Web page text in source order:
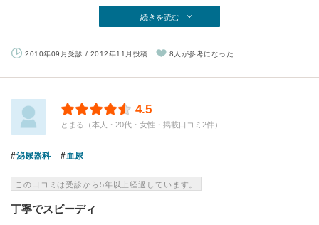
続きを読む
2010年09月受診 / 2012年11月投稿 8人が参考になった
4.5
とまる（本人・20代・女性・掲載口コミ2件）
泌尿器科 血尿
この口コミは受診から5年以上経過しています。
丁寧でスピーディ